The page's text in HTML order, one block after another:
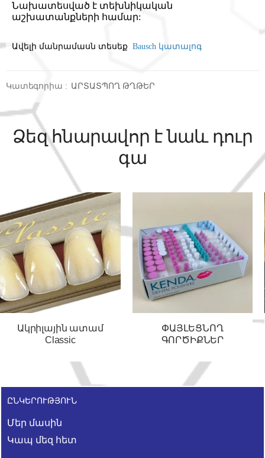
Նախատեսված է տեխնիկական
աշխատանքների համար:
Ավելի մանրամասն տեսեք Bausch կատալոգ
Կատեգորիա : ԱՐՏԱՏՊՈՂ ԹՂԹԵՐ
Ձեզ հնարավոր է նաև դուր
գա
Ակրիլային ատամ
Classic
ՓԱՅԼԵՑՆՈՂ
ԳՈՐԾԻՔՆԵՐ
ԸՆԿԵՐՈՒԹՅՈՒՆ
Մեր մասին
Կապ մեզ հետ